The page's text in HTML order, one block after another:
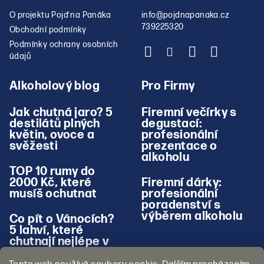
O projektu Pojď na Panáka
Obchodní podmínky
Podmínky ochrany osobních
údajů
info@pojdnapanaka.cz
739225320
Alkoholový blog
Jak chutná jaro? 5
destilátů plných
květin, ovoce a
svěžesti
TOP 10 rumy do
2000 Kč, které
musíš ochutnat
Co pít o Vánocích?
5 lahví, které
chutnají nejlépe v
Pro Firmy
Firemní večírky s
degustací:
profesionální
prezentace o
alkoholu
Firemní dárky:
profesionální
poradenství s
výběrem alkoholu